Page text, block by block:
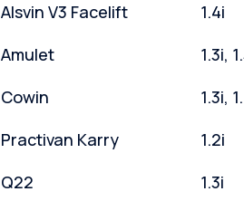
Alsvin V3 Facelift
1.4i
Amulet
1.3i,
Cowin
1.3i,
Practivan Karry
1.2i
Q22
1.3i